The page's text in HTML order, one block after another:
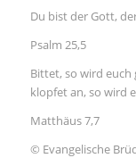
Du bist der Gott,
Psalm 25,5
Bittet, so wird euch
klopfet an, so wird
Matthäus 7,7
© Evangelische